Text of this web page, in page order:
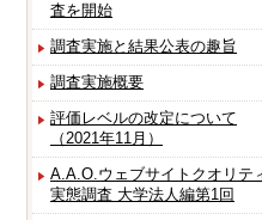
査を開始
調査実施と結果公表の趣旨
調査実施概要
評価レベルの改定について
（2021年11月）
A.A.O.ウェブサイトクオリテ
実態調査 大学法人編第1回